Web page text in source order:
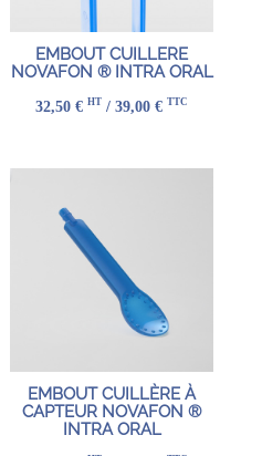
EMBOUT CUILLERE
NOVAFON ® INTRA ORAL
32,50 € HT / 39,00 € TTC
EMBOUT CUILLÈRE À
CAPTEUR NOVAFON ®
INTRA ORAL